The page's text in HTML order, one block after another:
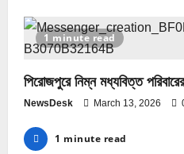
1 minute read
পিরোজপুরে নিম্ন মধ্যবিত্ত
NewsDesk March 13, 2026
1 minute read